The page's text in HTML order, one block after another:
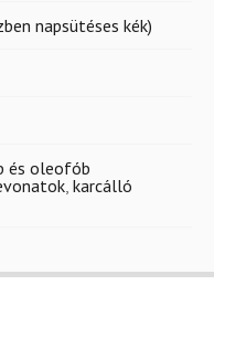
napsütéses kék)
és oleofób
karcálló